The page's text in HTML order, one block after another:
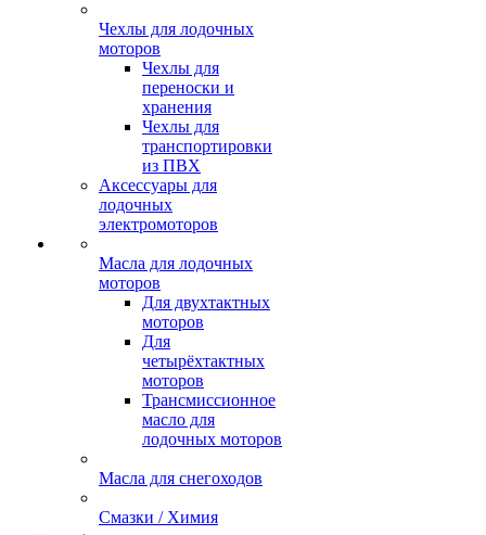
Чехлы для лодочных
моторов
Чехлы для
переноски и
хранения
Чехлы для
транспортировки
из ПВХ
Аксессуары для
лодочных
электромоторов
Масла для лодочных
моторов
Для двухтактных
моторов
Для
четырёхтактных
моторов
Трансмиссионное
масло для
лодочных моторов
Масла для снегоходов
Смазки / Химия